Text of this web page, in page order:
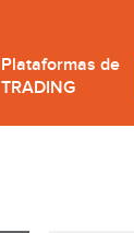
Plataformas de
TRADING